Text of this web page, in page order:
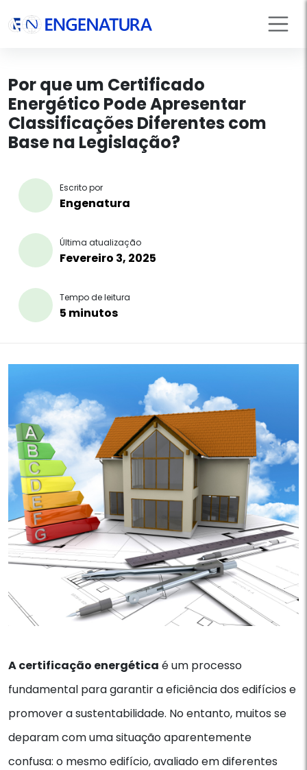
Por que um Certificado
Energético Pode Apresentar
Classificações Diferentes com
Base na Legislação?
Escrito por
Engenatura
Última atualização
Fevereiro 3, 2025
Tempo de leitura
5 minutos
A certificação energética é um processo
fundamental para garantir a eficiência dos edifícios e
promover a sustentabilidade. No entanto, muitos se
deparam com uma situação aparentemente
confusa: o mesmo edifício, avaliado em diferentes